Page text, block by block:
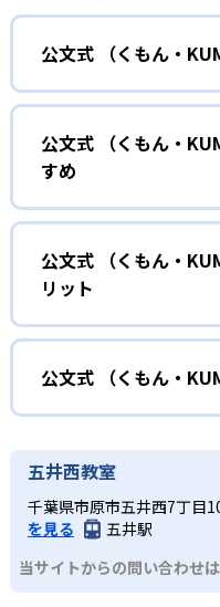
公文式 （くもん・
01
無学
KUMONでは、年齢や学
力に応じたレベルから学
確実に100点が取れるレ
しさを経験できる。
KUMONの教材は、簡単
ルステップで進んでいけ
イルは子どもの学習意
という受け身の姿勢では
つけられるだろう。
また、自学学習スタイル
課題に気がつくようにな
るため、早い時期から高
03 フレ
公文式 （くもん・
すめ
小学校に入
KUMONでは細かいステ
さを経験しながら無理な
性格や学習への取り組み
め、小学校に入ってもつ
るだろう。
中学に向けて苦手
KUMONでは経験豊富な
るよう適切なヒントを与
少しずつ苦手意識を克服
公文式 （くもん・
リット
どんな
KUMONでは自学自習ス
標に向かって頑張りや
た、年齢や学年にとらわ
ルから学習できるため、
単すぎて退屈することも
どんなデ
KUMONでは、中高生の
科に限られるため、その
る必要があるだろう。
公文式 （くもん・
KUMONは、公式サイト
わせたい。
五井西教室
千葉県市原市五井西7丁目
を見る
五井駅
当サイトからの問い合わせ